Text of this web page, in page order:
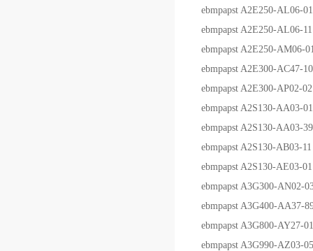
ebmpapst A2E250-AL06-01
ebmpapst A2E250-AL06-11
ebmpapst A2E250-AM06-
ebmpapst A2E300-AC47-10
ebmpapst A2E300-AP02-02
ebmpapst A2S130-AA03-01
ebmpapst A2S130-AA03-39
ebmpapst A2S130-AB03-11
ebmpapst A2S130-AE03-01
ebmpapst A3G300-AN02-
ebmpapst A3G400-AA37-
ebmpapst A3G800-AY27-01
ebmpapst A3G990-AZ03-05